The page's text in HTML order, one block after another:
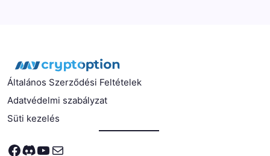
Általános Szerződési Feltételek
Adatvédelmi szabályzat
Süti kezelés
Facebook
Discord
YouTube
Mail